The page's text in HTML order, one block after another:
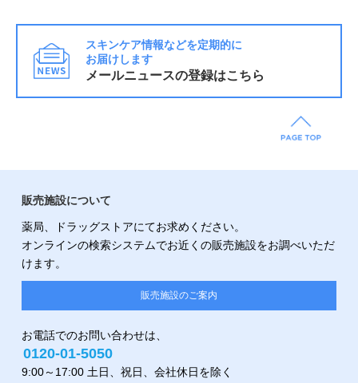
スキンケア情報などを定期的に
お届けします
メールニュースの登録はこちら
販売施設について
薬局、ドラッグストアにてお求めください。
オンラインの検索システムでお近くの販売施設をお調べいただ
けます。
販売施設のご案内
お電話でのお問い合わせは、
0120-01-5050
9:00～17:00 土日、祝日、会社休日を除く